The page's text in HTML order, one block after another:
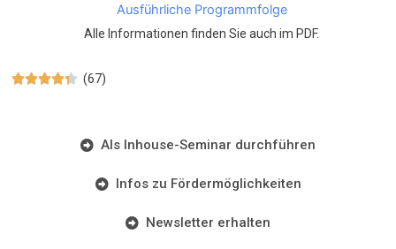
Ausführliche Programmfolge
Alle Informationen finden Sie auch im PDF.
 (67)
Als Inhouse-Seminar durchführen
Infos zu Fördermöglichkeiten
Newsletter erhalten